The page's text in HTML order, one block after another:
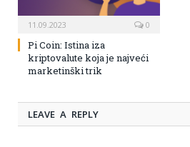
11.09.2023 0
Pi Coin: Istina iza
kriptovalute koja je najveći
marketinški trik
LEAVE A REPLY